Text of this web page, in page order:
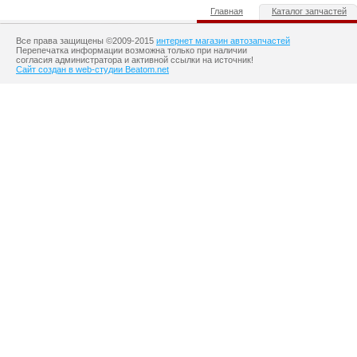
Главная Каталог запчастей
Все права защищены ©2009-2015 интернет магазин автозапчастей
Перепечатка информации возможна только при наличии
согласия администратора и активной ссылки на источник!
Сайт создан в web-студии Beatom.net